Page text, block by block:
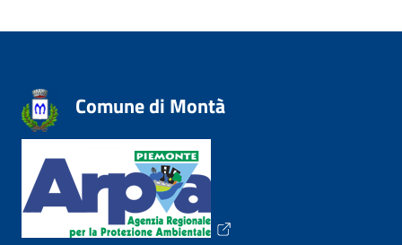
Comune di Montà